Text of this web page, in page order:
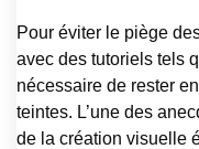
Pour éviter le piège
avec des tutoriels tels
nécessaire de rester
teintes. L’une des
de la création visuelle